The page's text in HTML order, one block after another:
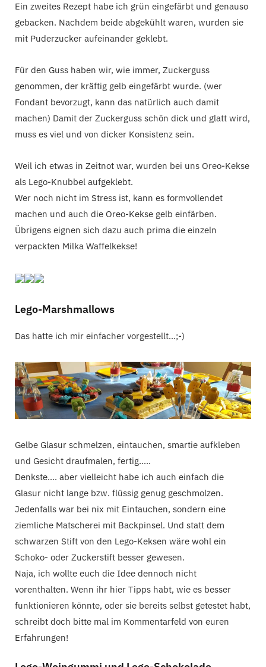
Ein zweites Rezept habe ich grün eingefärbt und genauso
gebacken. Nachdem beide abgekühlt waren, wurden sie
mit Puderzucker aufeinander geklebt.
Für den Guss haben wir, wie immer, Zuckerguss
genommen, der kräftig gelb eingefärbt wurde. (wer
Fondant bevorzugt, kann das natürlich auch damit
machen) Damit der Zuckerguss schön dick und glatt wird,
muss es viel und von dicker Konsistenz sein.
Weil ich etwas in Zeitnot war, wurden bei uns Oreo-Kekse
als Lego-Knubbel aufgeklebt.
Wer noch nicht im Stress ist, kann es formvollendet
machen und auch die Oreo-Kekse gelb einfärben.
Übrigens eignen sich dazu auch prima die einzeln
verpackten Milka Waffelkekse!
Lego-Marshmallows
Das hatte ich mir einfacher vorgestellt…;-)
Gelbe Glasur schmelzen, eintauchen, smartie aufkleben
und Gesicht draufmalen, fertig…..
Denkste…. aber vielleicht habe ich auch einfach die
Glasur nicht lange bzw. flüssig genug geschmolzen.
Jedenfalls war bei nix mit Eintauchen, sondern eine
ziemliche Matscherei mit Backpinsel. Und statt dem
schwarzen Stift von den Lego-Keksen wäre wohl ein
Schoko- oder Zuckerstift besser gewesen.
Naja, ich wollte euch die Idee dennoch nicht
vorenthalten. Wenn ihr hier Tipps habt, wie es besser
funktionieren könnte, oder sie bereits selbst getestet habt,
schreibt doch bitte mal im Kommentarfeld von euren
Erfahrungen!